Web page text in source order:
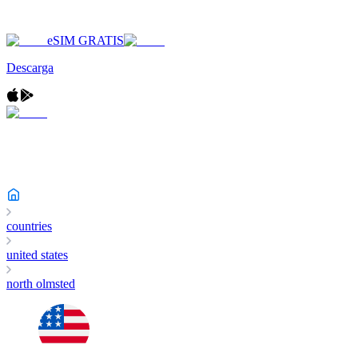
eSIM GRATIS
Descarga
countries
united states
north olmsted